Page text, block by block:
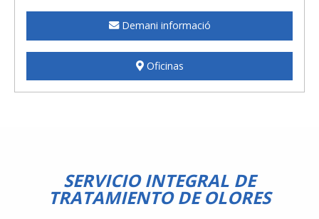
Demani informació
Oficinas
SERVICIO INTEGRAL DE
TRATAMIENTO DE OLORES